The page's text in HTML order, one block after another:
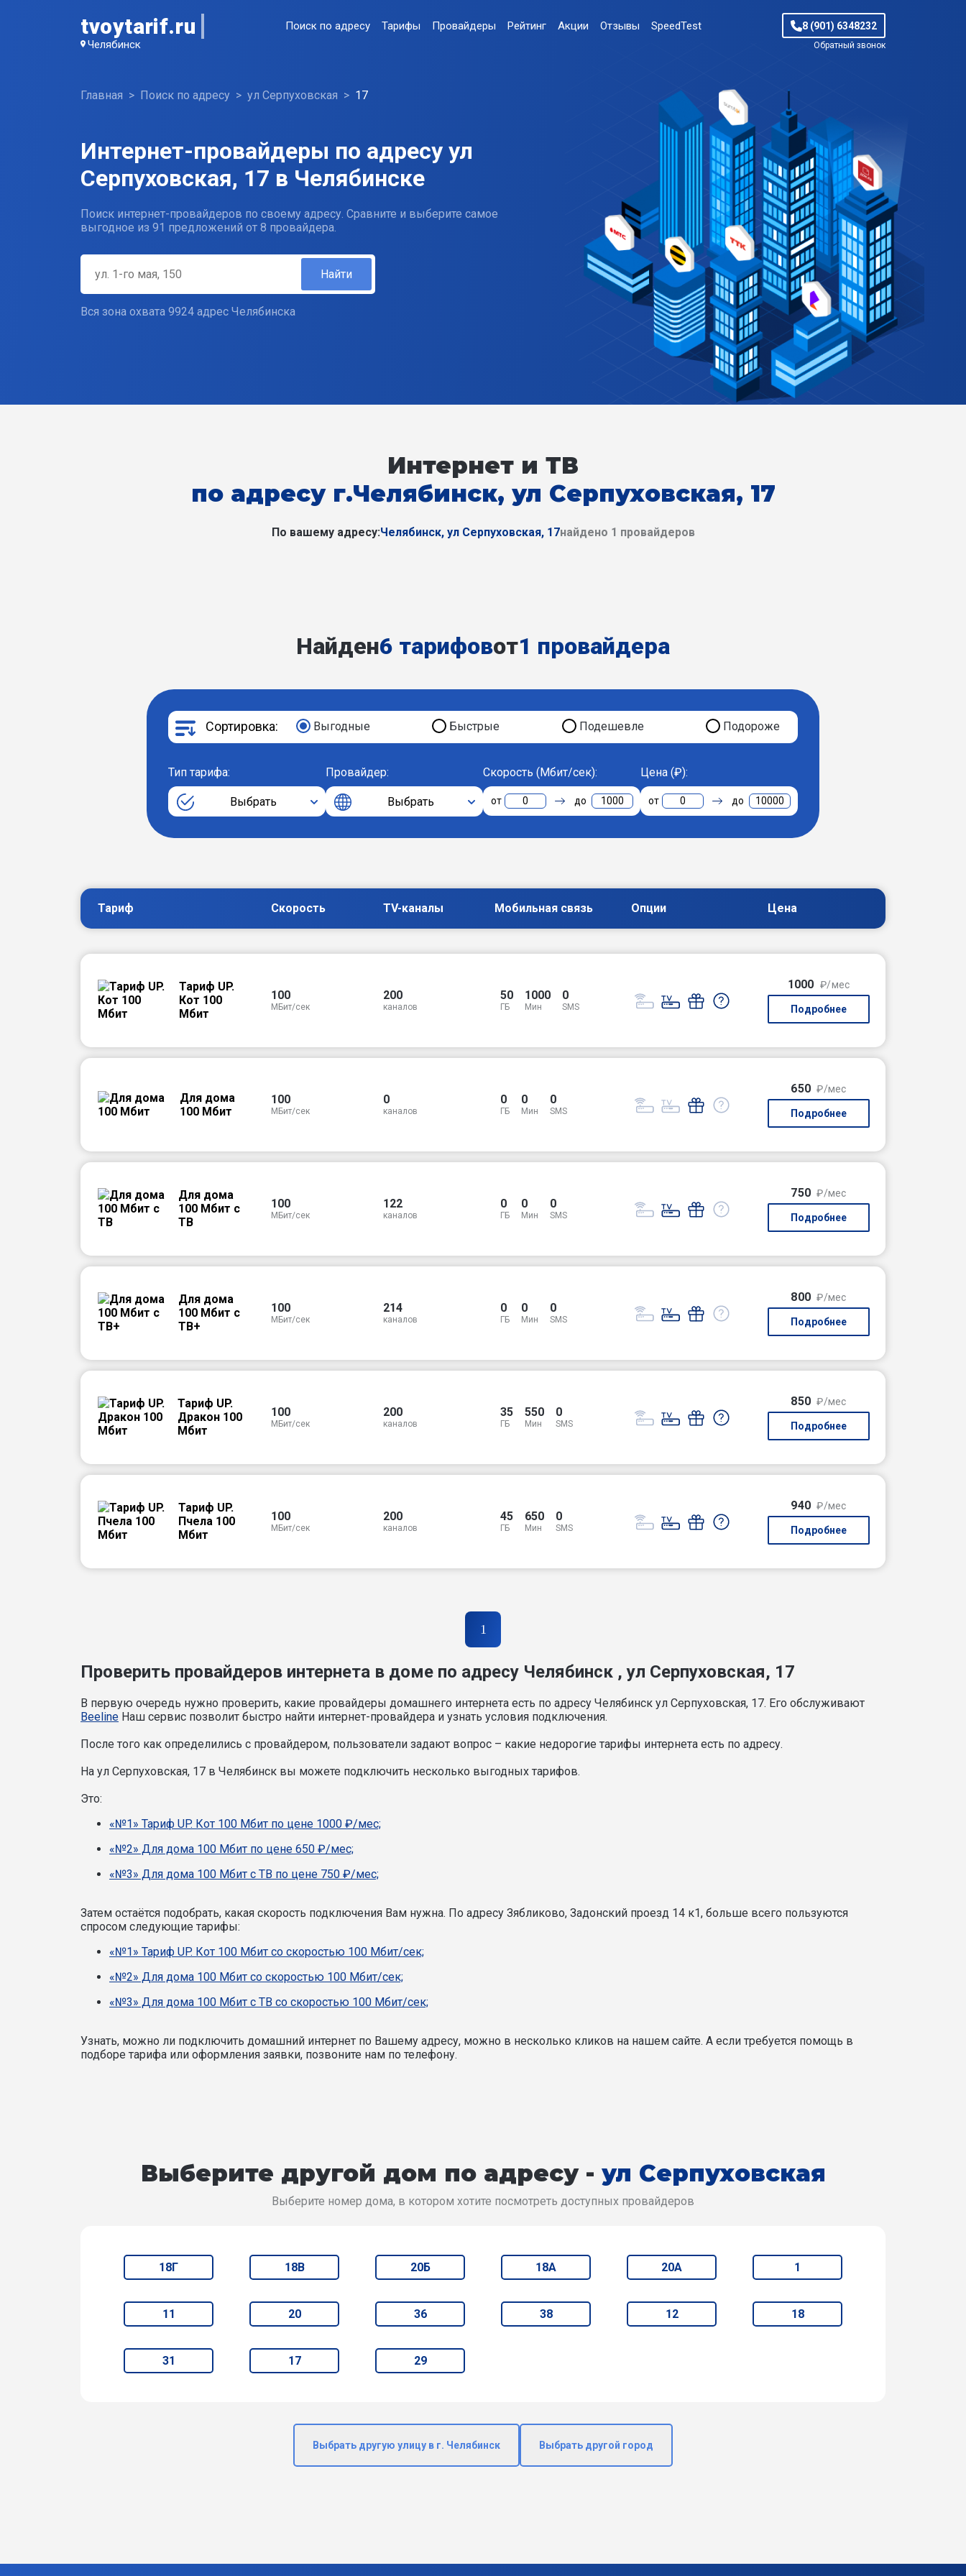
tvoytarif.ru
Челябинск
Поиск по адресу Тарифы Провайдеры Рейтинг Акции Отзывы SpeedTest 8 (901) 6348232
Обратный звонок
Главная Поиск по адресу ул Серпуховская 17
Интернет-провайдеры по адресу ул
Серпуховская, 17 в Челябинске
Поиск интернет-провайдеров по своему адресу. Сравните и выберите самое
выгодное из 91 предложений от 8 провайдера.
Найти
Вся зона охвата 9924 адрес Челябинска
Интернет и ТВ
по адресу г.Челябинск, ул Серпуховская, 17
По вашему адресу:Челябинск, ул Серпуховская, 17найдено 1 провайдеров
Найден6 тарифовот1 провайдера
Сортировка: Выгодные Быстрые Подешевле Подороже
Тип тарифа:
Выбрать
Провайдер:
Выбрать
Скорость (Мбит/сек):
0 1000
Цена (₽):
0 10000
Тариф Скорость TV-каналы Мобильная связь Опции Цена
Тариф UP.
Кот 100
Мбит
100
МБит/сек
200
каналов
50
ГБ
1000
Мин
0
SMS
1000 ₽/мес
Подробнее
Для дома
100 Мбит
100
МБит/сек
0
каналов
0
ГБ
0
Мин
0
SMS
650 ₽/мес
Подробнее
Для дома
100 Мбит с
ТВ
100
МБит/сек
122
каналов
0
ГБ
0
Мин
0
SMS
750 ₽/мес
Подробнее
Для дома
100 Мбит с
ТВ+
100
МБит/сек
214
каналов
0
ГБ
0
Мин
0
SMS
800 ₽/мес
Подробнее
Тариф UP.
Дракон 100
Мбит
100
МБит/сек
200
каналов
35
ГБ
550
Мин
0
SMS
850 ₽/мес
Подробнее
Тариф UP.
Пчела 100
Мбит
100
МБит/сек
200
каналов
45
ГБ
650
Мин
0
SMS
940 ₽/мес
Подробнее
1
Проверить провайдеров интернета в доме по адресу Челябинск , ул Серпуховская, 17
В первую очередь нужно проверить, какие провайдеры домашнего интернета есть по адресу Челябинск ул Серпуховская, 17. Его обслуживают
Beeline Наш сервис позволит быстро найти интернет-провайдера и узнать условия подключения.
После того как определились с провайдером, пользователи задают вопрос – какие недорогие тарифы интернета есть по адресу.
На ул Серпуховская, 17 в Челябинск вы можете подключить несколько выгодных тарифов.
Это:
«№1» Тариф UP. Кот 100 Мбит по цене 1000 ₽/мес;
«№2» Для дома 100 Мбит по цене 650 ₽/мес;
«№3» Для дома 100 Мбит с ТВ по цене 750 ₽/мес;
Затем остаётся подобрать, какая скорость подключения Вам нужна. По адресу Зябликово, Задонский проезд 14 к1, больше всего пользуются
спросом следующие тарифы:
«№1» Тариф UP. Кот 100 Мбит со скоростью 100 Мбит/сек;
«№2» Для дома 100 Мбит со скоростью 100 Мбит/сек;
«№3» Для дома 100 Мбит с ТВ со скоростью 100 Мбит/сек;
Узнать, можно ли подключить домашний интернет по Вашему адресу, можно в несколько кликов на нашем сайте. А если требуется помощь в
подборе тарифа или оформления заявки, позвоните нам по телефону.
Выберите другой дом по адресу - ул Серпуховская
Выберите номер дома, в котором хотите посмотреть доступных провайдеров
18Г 18В 20Б 18А 20А 1
11 20 36 38 12 18
31 17 29
Выбрать другую улицу в г. Челябинск Выбрать другой город